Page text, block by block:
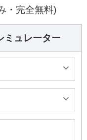
ーの室内側には
」を採用して、
ーは、白鶴（は
ル&#215;シルバ
アカラーは3色を
・完全無料)
ミュレーター